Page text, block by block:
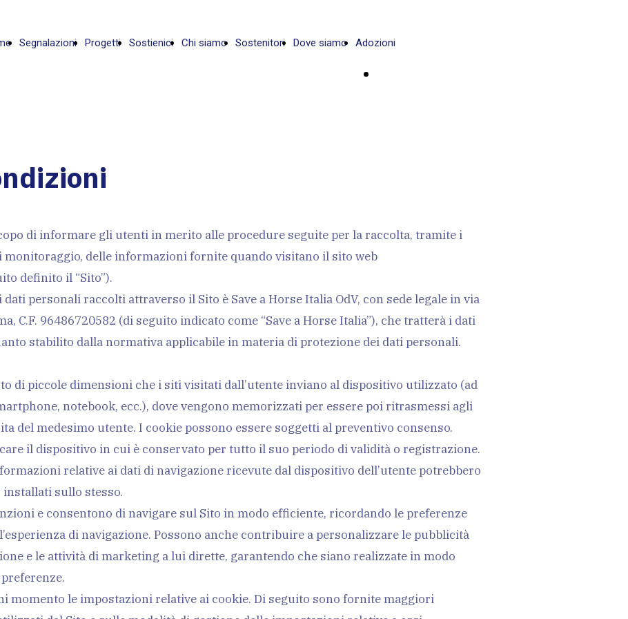
Segnalazioni Progetti Sostienici Chi siamo Sostenitori Dove siamo Adozioni
di informare gli utenti in merito alle procedure seguite per la raccolta, tramite i
monitoraggio, delle informazioni fornite quando visitano il sito web
definito il “Sito”).
personali raccolti attraverso il Sito è Save a Horse Italia OdV, con sede legale in via
C.F. 96486720582 (di seguito indicato come “Save a Horse Italia”), che tratterà i dati
stabilito dalla normativa applicabile in materia di protezione dei dati personali.
di piccole dimensioni che i siti visitati dall’utente inviano al dispositivo utilizzato (ad
notebook, ecc.), dove vengono memorizzati per essere poi ritrasmessi agli
del medesimo utente. I cookie possono essere soggetti al preventivo consenso.
il dispositivo in cui è conservato per tutto il suo periodo di validità o registrazione.
relative ai dati di navigazione ricevute dal dispositivo dell’utente potrebbero
installati sullo stesso.
e consentono di navigare sul Sito in modo efficiente, ricordando le preferenze
di navigazione. Possono anche contribuire a personalizzare le pubblicità
e le attività di marketing a lui dirette, garantendo che siano realizzate in modo
momento le impostazioni relative ai cookie. Di seguito sono fornite maggiori